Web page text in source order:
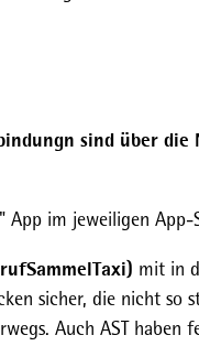
sind über
App im jeweiligen
mit in
sicher, die nicht so
Auch AST haben